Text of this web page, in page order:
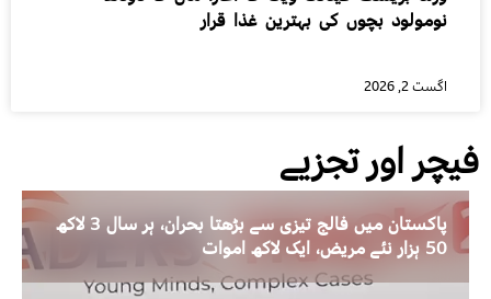
نومولود بچوں کی بہترین غذا قرار
اگست 2, 2026
فیچر اور تجزیے
پاکستان میں فالج تیزی سے بڑھتا بحران، ہر سال 3 لاکھ
50 ہزار نئے مریض، ایک لاکھ اموات